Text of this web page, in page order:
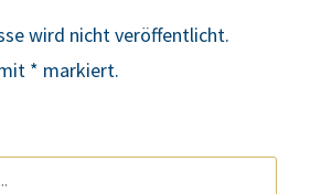
wird nicht veröffentlicht.
* markiert.